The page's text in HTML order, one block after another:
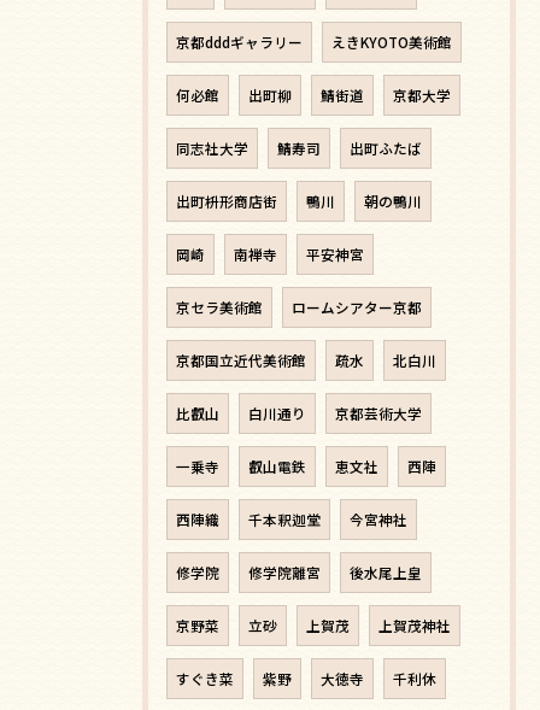
京都dddギャラリー えきKYOTO美術館
何必館 出町柳 鯖街道 京都大学
同志社大学 鯖寿司 出町ふたば
出町枡形商店街 鴨川 朝の鴨川
岡崎 南禅寺 平安神宮
京セラ美術館 ロームシアター京都
京都国立近代美術館 疏水 北白川
比叡山 白川通り 京都芸術大学
一乗寺 叡山電鉄 恵文社 西陣
西陣織 千本釈迦堂 今宮神社
修学院 修学院離宮 後水尾上皇
京野菜 立砂 上賀茂 上賀茂神社
すぐき菜 紫野 大徳寺 千利休